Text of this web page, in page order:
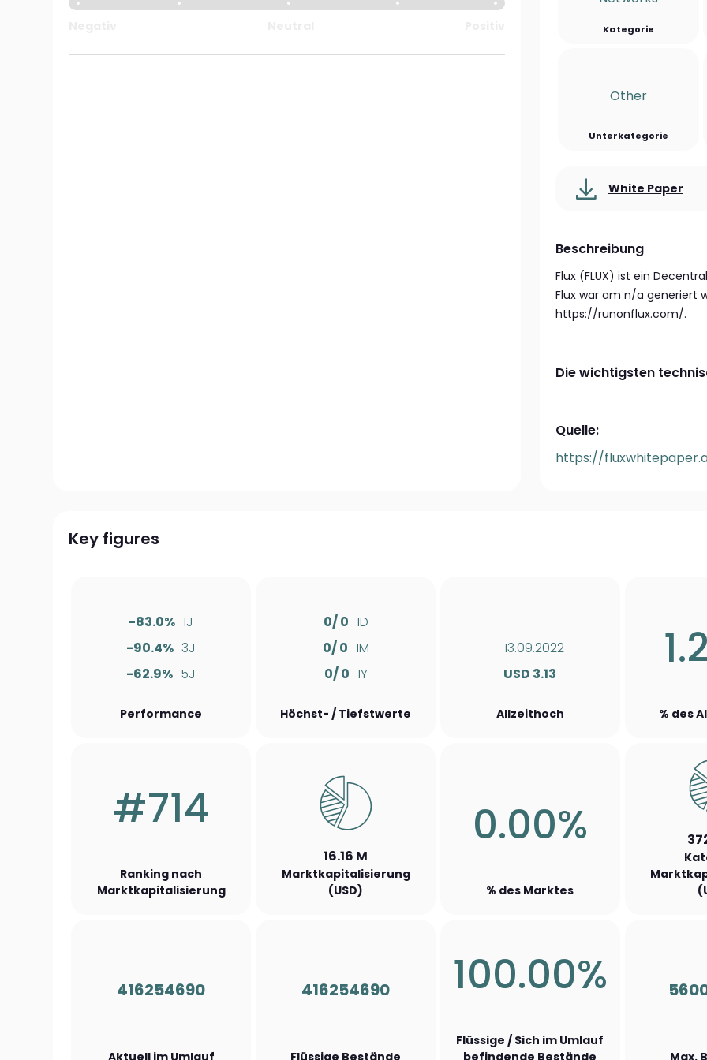
Kategorie
Other
Unterkategorie
White Paper
Beschreibung
Flux (FLUX) ist ein
Flux war am n/a generiert
https://runonflux.com/.
Die wichtigsten
Quelle:
https://
Key figures
-83.0% 1J
-90.4% 3J
-62.9% 5J
Performance
0/ 0 1D
0/ 0 1M
0/ 0 1Y
Höchst- / Tiefstwerte
13.09.2022
USD 3.13
Allzeithoch % des
#714
Ranking nach
Marktkapitalisierung
16.16 M
Marktkapitalisierung
(USD)
0.00%
% des Marktes
416254690
Aktuell im Umlauf
416254690
Flüssige Bestände
100.00%
Flüssige / Sich im Umlauf
befindende Bestände
Max.